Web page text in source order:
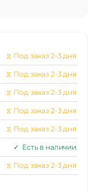
⧖ Под заказ 2-3 дня
⧖ Под заказ 2-3 дня
⧖ Под заказ 2-3 дня
⧖ Под заказ 2-3 дня
⧖ Под заказ 2-3 дня
✓ Есть в наличии
⧖ Под заказ 2-3 дня